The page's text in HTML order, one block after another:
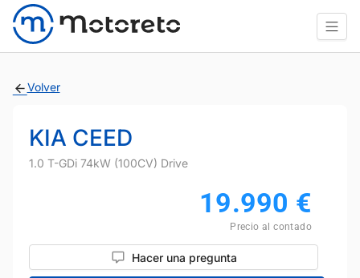
Volver
KIA CEED
1.0 T-GDi 74kW (100CV) Drive
19.990 €
Precio al contado
Hacer una pregunta